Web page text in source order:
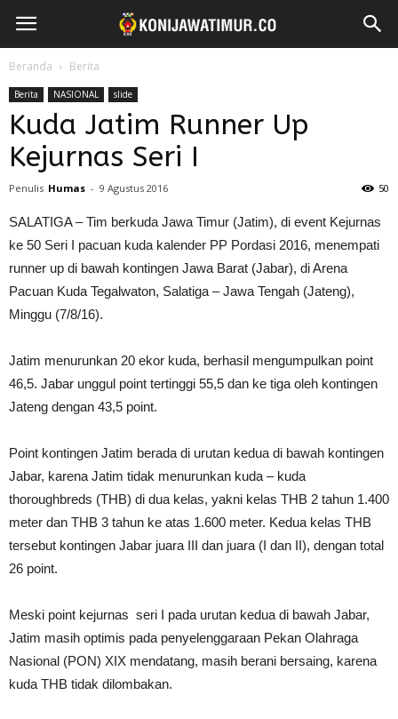
Beranda Berita
Berita NASIONAL slide
Kuda Jatim Runner Up
Kejurnas Seri I
Penulis Humas - 9 Agustus 2016 50
SALATIGA – Tim berkuda Jawa Timur (Jatim), di event Kejurnas
ke 50 Seri I pacuan kuda kalender PP Pordasi 2016, menempati
runner up di bawah kontingen Jawa Barat (Jabar), di Arena
Pacuan Kuda Tegalwaton, Salatiga – Jawa Tengah (Jateng),
Minggu (7/8/16).
Jatim menurunkan 20 ekor kuda, berhasil mengumpulkan point
46,5. Jabar unggul point tertinggi 55,5 dan ke tiga oleh kontingen
Jateng dengan 43,5 point.
Point kontingen Jatim berada di urutan kedua di bawah kontingen
Jabar, karena Jatim tidak menurunkan kuda – kuda
thoroughbreds (THB) di dua kelas, yakni kelas THB 2 tahun 1.400
meter dan THB 3 tahun ke atas 1.600 meter. Kedua kelas THB
tersebut kontingen Jabar juara III dan juara (I dan II), dengan total
26 point.
Meski point kejurnas seri I pada urutan kedua di bawah Jabar,
Jatim masih optimis pada penyelenggaraan Pekan Olahraga
Nasional (PON) XIX mendatang, masih berani bersaing, karena
kuda THB tidak dilombakan.